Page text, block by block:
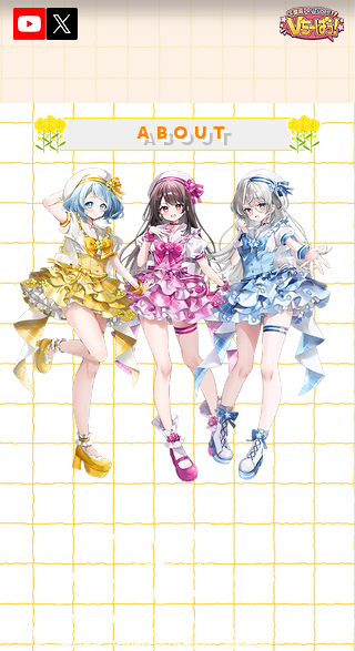
ABOUT
Vちーばっ！って？
Vちーばっ！は、
千葉県を拠点に活動する個人VTuberたちによる
地域密着型プロジェクトです。
「もっと千葉を好きになってもらいたい」
「地元の魅力を、楽しく・わかりやすく伝えたい」
そんな想いを持つVTuberたちが集まり、千葉県内の